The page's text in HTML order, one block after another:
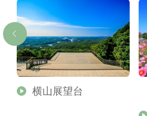
横山展望台